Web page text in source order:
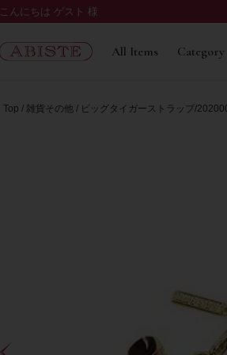
こんにちは ゲスト 様
All Items Category
Top 雑貨その他 ビッグタイガーストラップ/